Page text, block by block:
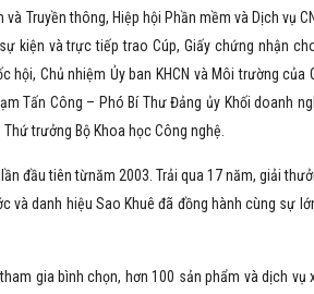
Truyền thông, Hiệp hội Phần mềm và Dịch vụ
kiện và trực tiếp trao Cúp, Giấy chứng nhận
hội, Chủ nhiệm Ủy ban KHCN và Môi trường của
Tấn Công – Phó Bí Thư Đảng ủy Khối doanh
trưởng Bộ Khoa học Công nghệ.
đầu tiên từnăm 2003. Trải qua 17 năm, giải
và danh hiệu Sao Khuê đã đồng hành cùng sự
gia bình chọn, hơn 100 sản phẩm và dịch